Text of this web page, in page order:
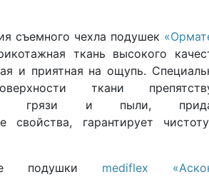
съемного чехла подушек
ткань высокого
и приятная на ощупь.
ткани
грязи и пыли,
свойства, гарантирует
подушки mediflex